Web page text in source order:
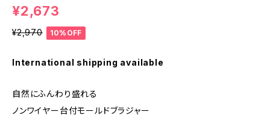
¥2,673
¥2,970 10%OFF
International shipping available
自然にふんわり盛れる
ノンワイヤー台付モールドブラジャー